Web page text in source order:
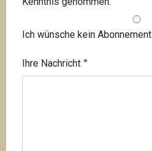
Ich wünsche kein Abonnement
Ihre Nachricht